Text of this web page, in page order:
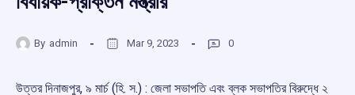
By admin Mar 9, 2023 0
উত্তর দিনাজপুর, ৯ মার্চ (হি. স.) : জেলা সভাপতি এবং ব্লক সভাপতির বিরুদ্ধে ২